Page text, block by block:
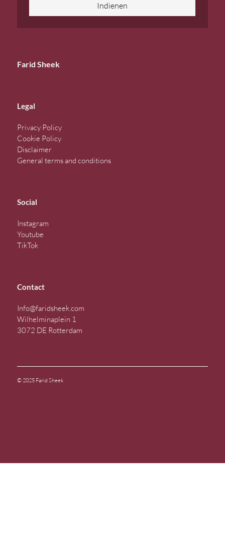
Indienen
Farid Sheek
Legal
Privacy Policy
Cookie Policy
Disclaimer
General terms and conditions
Social
Instagram
Youtube
TikTok
Contact
Info@faridsheek.com
Wilhelminaplein 1
3072 DE Rotterdam
© 2025 Farid Sheek